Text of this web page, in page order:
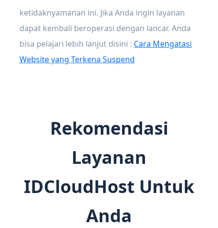
ketidaknyamanan ini. Jika Anda ingin layanan
dapat kembali beroperasi dengan lancar. Anda
bisa pelajari lebih lanjut disini : Cara Mengatasi
Website yang Terkena Suspend
Rekomendasi
Layanan
IDCloudHost Untuk
Anda